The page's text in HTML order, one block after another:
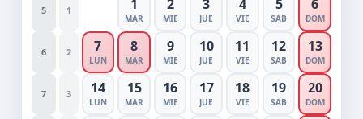
5 1 1
MAR
2
MIE
3
JUE
4
VIE
5
SAB
6
DOM
6 2 7
LUN
8
MAR
9
MIE
10
JUE
11
VIE
12
SAB
13
DOM
7 3 14
LUN
15
MAR
16
MIE
17
JUE
18
VIE
19
SAB
20
DOM